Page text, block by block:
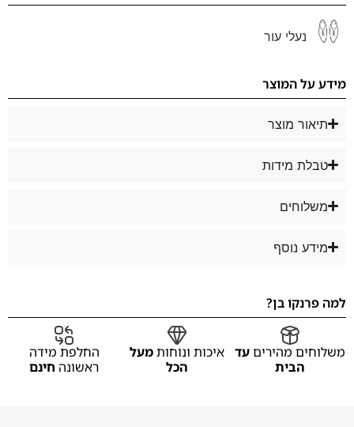
נעלי עור
מידע על המוצר
תיאור מוצר
טבלת מידות
משלוחים
מידע נוסף
למה פרנקו בן?
משלוחים מהיריםעד
הבית
איכות ונוחותמעל
הכל
החלפת מידה
ראשונה חינם